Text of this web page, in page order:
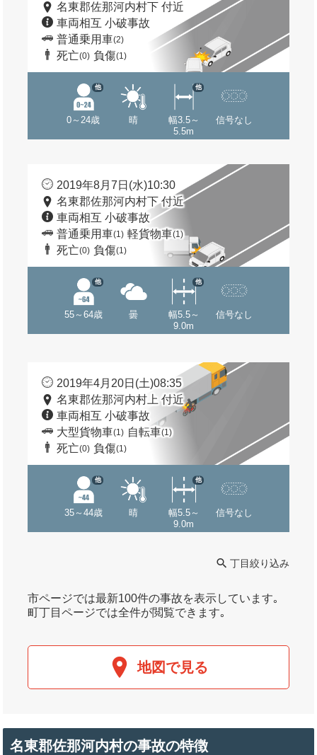
名東郡佐那河内村下 付近
車両相互 小破事故
普通乗用車(2)
死亡(0) 負傷(1)
0～24歳
他
晴
幅3.5～
5.5m
他
信号なし
2019年8月7日(水)10:30
名東郡佐那河内村下 付近
車両相互 小破事故
普通乗用車(1) 軽貨物車(1)
死亡(0) 負傷(1)
55～64歳
他
曇
幅5.5～
9.0m
他
信号なし
2019年4月20日(土)08:35
名東郡佐那河内村上 付近
車両相互 小破事故
大型貨物車(1) 自転車(1)
死亡(0) 負傷(1)
35～44歳
他
晴
幅5.5～
9.0m
他
信号なし
丁目絞り込み
市ページでは最新100件の事故を表示しています｡
町丁目ページでは全件が閲覧できます｡
地図で見る
名東郡佐那河内村の事故の特徴